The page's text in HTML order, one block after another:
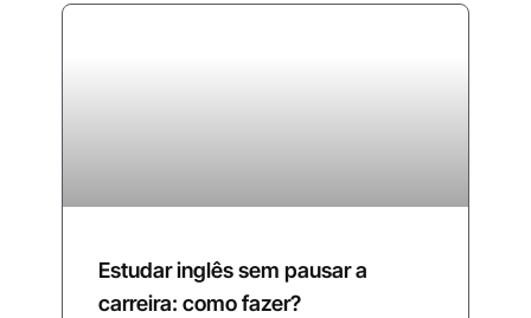
Estudar inglês sem pausar a
carreira: como fazer?